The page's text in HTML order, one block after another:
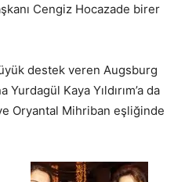
Cengiz Hocazade birer
destek veren Augsburg
Kaya Yıldırım’a da
Oryantal Mihriban eşliğinde